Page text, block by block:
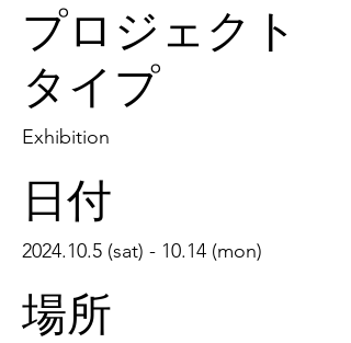
プロジェクト
タイプ
Exhibition
日付
2024.10.5 (sat) - 10.14 (mon)
場所